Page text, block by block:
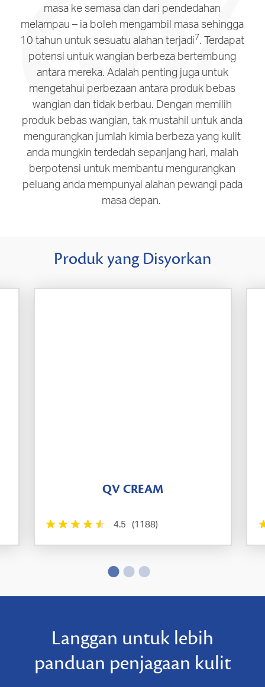
masa ke semasa dan dari pendedahan
melampau – ia boleh mengambil masa sehingga
10 tahun untuk sesuatu alahan terjadi7. Terdapat
potensi untuk wangian berbeza bertembung
antara mereka. Adalah penting juga untuk
mengetahui perbezaan antara produk bebas
wangian dan tidak berbau. Dengan memilih
produk bebas wangian, tak mustahil untuk anda
mengurangkan jumlah kimia berbeza yang kulit
anda mungkin terdedah sepanjang hari, malah
berpotensi untuk membantu mengurangkan
peluang anda mempunyai alahan pewangi pada
masa depan.
Produk yang Disyorkan
QV CREAM
4.5 (1188)
Langgan untuk lebih
panduan penjagaan kulit